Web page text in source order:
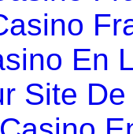
En
Site